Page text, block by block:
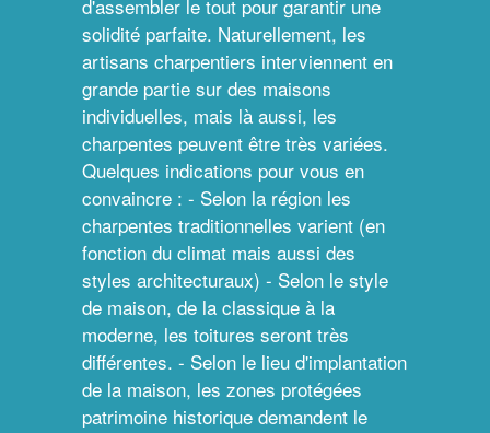
d'assembler le tout pour garantir une
solidité parfaite. Naturellement, les
artisans charpentiers interviennent en
grande partie sur des maisons
individuelles, mais là aussi, les
charpentes peuvent être très variées.
Quelques indications pour vous en
convaincre : - Selon la région les
charpentes traditionnelles varient (en
fonction du climat mais aussi des
styles architecturaux) - Selon le style
de maison, de la classique à la
moderne, les toitures seront très
différentes. - Selon le lieu d'implantation
de la maison, les zones protégées
patrimoine historique demandent le